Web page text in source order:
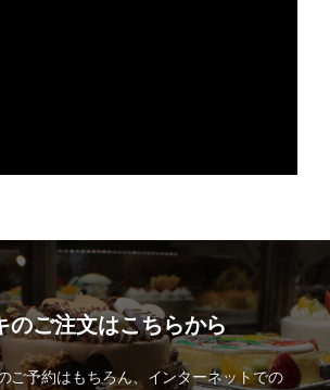
のご注文はこちらから
ご予約はもちろん、インターネットでの